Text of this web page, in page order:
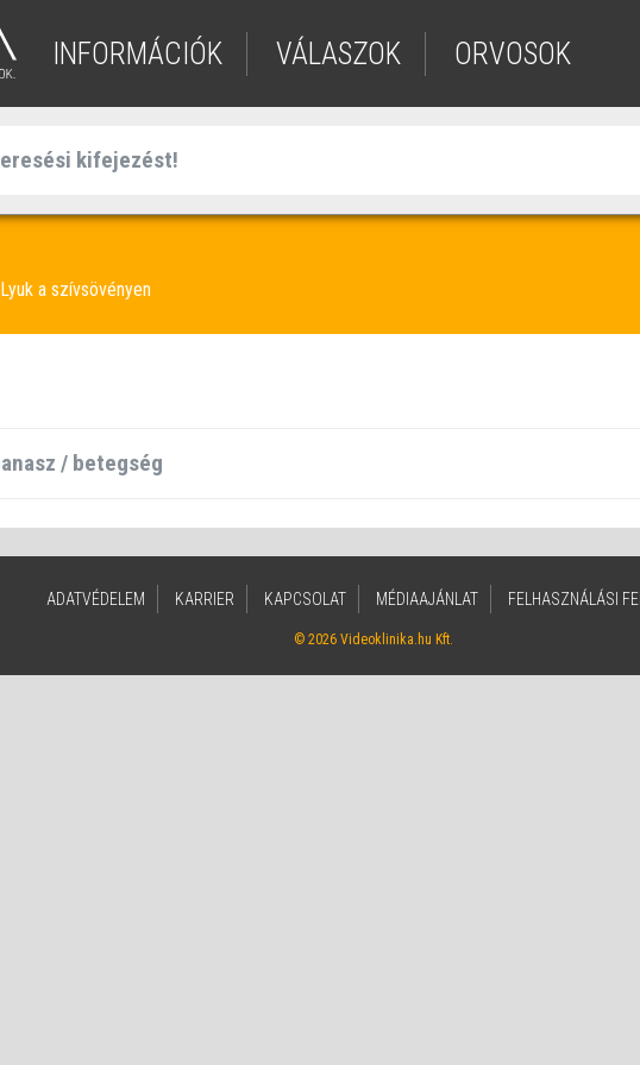
INFORMÁCIÓK VÁLASZOK ORVOSOK
Lyuk a szívsövényen
ADATVÉDELEM KARRIER KAPCSOLAT MÉDIAAJÁNLAT FELHASZNÁLÁSI
© 2026 Videoklinika.hu Kft.